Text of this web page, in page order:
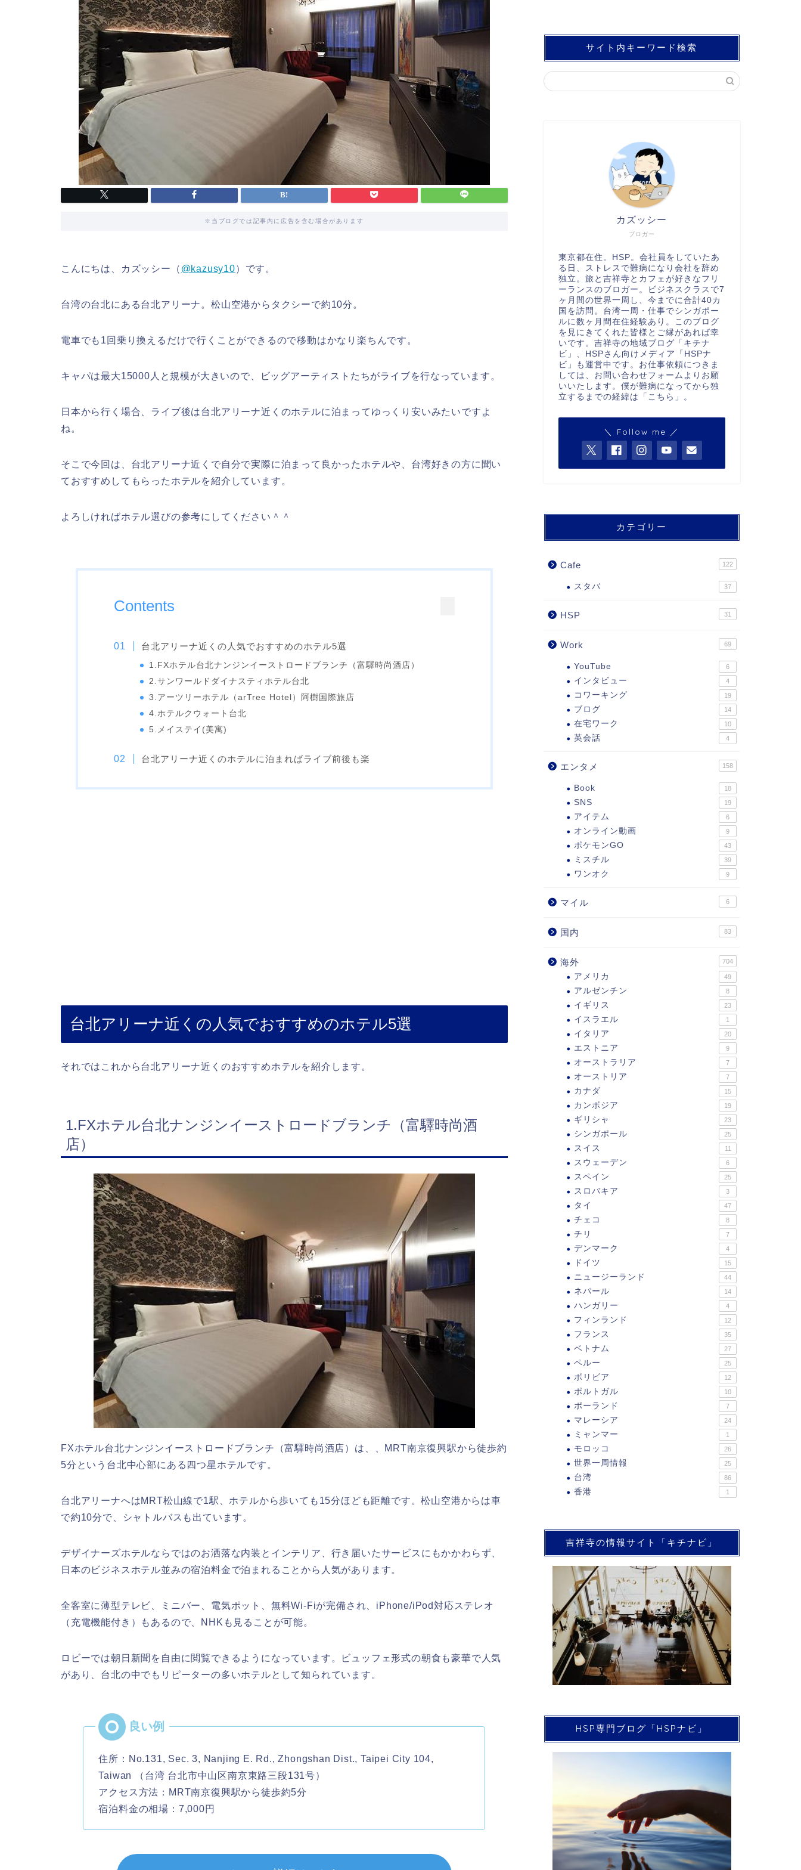
※当ブログでは記事内に広告を含む場合があります
こんにちは、カズッシー（ @kazusy10）です。
台湾の台北にある台北アリーナ。松山空港からタクシーで約10分。
電車でも1回乗り換えるだけで行くことができるので移動はかなり楽ちんです。
キャパは最大15000人と規模が大きいので、ビッグアーティストたちがライブを行なっています。
日本から行く場合、ライブ後は台北アリーナ近くのホテルに泊まってゆっくり安いみたいですよ
ね。
そこで今回は、台北アリーナ近くで自分で実際に泊まって良かったホテルや、台湾好きの方に聞い
ておすすめしてもらったホテルを紹介しています。
よろしければホテル選びの参考にしてください＾＾
Contents
台北アリーナ近くの人気でおすすめのホテル5選
1.FXホテル台北ナンジンイーストロードブランチ（富驛時尚酒店）
2.サンワールドダイナスティホテル台北
3.アーツリーホテル（arTree Hotel）阿樹国際旅店
4.ホテルクウォート台北
5.メイステイ(美寓)
台北アリーナ近くのホテルに泊まればライブ前後も楽
台北アリーナ近くの人気でおすすめのホテル5選
それではこれから台北アリーナ近くのおすすめホテルを紹介します。
1.FXホテル台北ナンジンイーストロードブランチ（富驛時尚酒
店）
FXホテル台北ナンジンイーストロードブランチ（富驛時尚酒店）は、、MRT南京復興駅から徒歩約
5分という台北中心部にある四つ星ホテルです。
台北アリーナへはMRT松山線で1駅、ホテルから歩いても15分ほども距離です。松山空港からは車
で約10分で、シャトルバスも出ています。
デザイナーズホテルならではのお洒落な内装とインテリア、行き届いたサービスにもかかわらず、
日本のビジネスホテル並みの宿泊料金で泊まれることから人気があります。
全客室に薄型テレビ、ミニバー、電気ポット、無料Wi-Fiが完備され、iPhone/iPod対応ステレオ
（充電機能付き）もあるので、NHKも見ることが可能。
ロビーでは朝日新聞を自由に閲覧できるようになっています。ビュッフェ形式の朝食も豪華で人気
があり、台北の中でもリピーターの多いホテルとして知られています。
住所：No.131, Sec. 3, Nanjing E. Rd., Zhongshan Dist., Taipei City 104,
Taiwan （台湾 台北市中山区南京東路三段131号）
アクセス方法：MRT南京復興駅から徒歩約5分
宿泊料金の相場：7,000円
サイト内キーワード検索
ブロガー
カズッシー
東京都在住。HSP。会社員をしていたあ
る日、ストレスで難病になり会社を辞め
独立。旅と吉祥寺とカフェが好きなフリ
ーランスのブロガー。ビジネスクラスで7
ヶ月間の世界一周し、今までに合計40カ
国を訪問。台湾一周・仕事でシンガポー
ルに数ヶ月間在住経験あり。このブログ
を見にきてくれた皆様とご縁があれば幸
いです。吉祥寺の地域ブログ「キチナ
ビ」、HSPさん向けメディア「HSPナ
ビ」も運営中です。お仕事依頼につきま
しては、お問い合わせフォームよりお願
いいたします。僕が難病になってから独
立するまでの経緯は「 こちら 」。
＼ Follow me ／
カテゴリー
Cafe 122
スタバ 37
HSP 31
Work 69
YouTube 6
インタビュー 4
コワーキング 19
ブログ 14
在宅ワーク 10
英会話 4
エンタメ 158
Book 18
SNS 19
アイテム 6
オンライン動画 9
ポケモンGO 43
ミスチル 39
ワンオク 9
マイル 6
国内 83
海外 704
アメリカ 49
アルゼンチン 8
イギリス 23
イスラエル 1
イタリア 20
エストニア 9
オーストラリア 7
オーストリア 7
カナダ 15
カンボジア 19
ギリシャ 23
シンガポール 25
スイス 11
スウェーデン 6
スペイン 25
スロバキア 3
タイ 47
チェコ 8
チリ 7
デンマーク 4
ドイツ 15
ニュージーランド 44
ネパール 14
ハンガリー 4
フィンランド 12
フランス 35
ベトナム 27
ペルー 25
ボリビア 12
ポルトガル 10
ポーランド 7
マレーシア 24
ミャンマー 1
モロッコ 26
世界一周情報 25
台湾 86
香港 1
吉祥寺の情報サイト「キチナビ」
HSP専門ブログ「HSPナビ」